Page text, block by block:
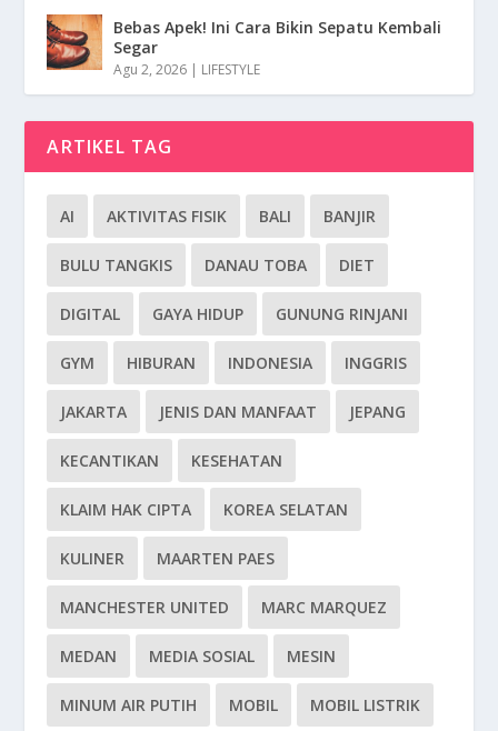
Bebas Apek! Ini Cara Bikin Sepatu Kembali
Segar
Agu 2, 2026 | LIFESTYLE
ARTIKEL TAG
AI AKTIVITAS FISIK BALI BANJIR
BULU TANGKIS DANAU TOBA DIET
DIGITAL GAYA HIDUP GUNUNG RINJANI
GYM HIBURAN INDONESIA INGGRIS
JAKARTA JENIS DAN MANFAAT JEPANG
KECANTIKAN KESEHATAN
KLAIM HAK CIPTA KOREA SELATAN
KULINER MAARTEN PAES
MANCHESTER UNITED MARC MARQUEZ
MEDAN MEDIA SOSIAL MESIN
MINUM AIR PUTIH MOBIL MOBIL LISTRIK